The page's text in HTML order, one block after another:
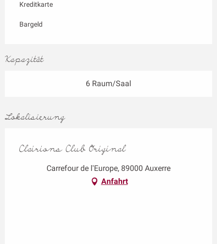
Kreditkarte
Bargeld
Kapazität
6 Raum/Saal
Lokalisierung
Clairions Club Original
Carrefour de l'Europe, 89000 Auxerre
Anfahrt